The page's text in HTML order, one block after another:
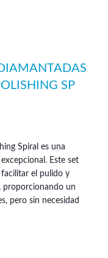
SP
Spiral es una
Este set
facilitar el pulido y
proporcionando un
pero sin necesidad